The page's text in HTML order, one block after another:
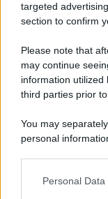
targeted
section to confirm
Please note that
may continue
information
third parties prior
You may
personal
This information
Personal
Preferenze